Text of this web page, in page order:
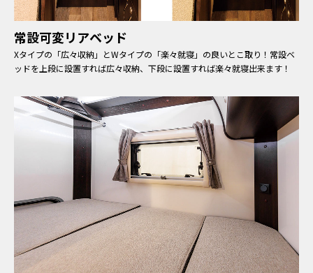
常設可変リアベッド
Xタイプの「広々収納」とWタイプの「楽々就寝」の良いとこ取り！常設ベ
ッドを上段に設置すれば広々収納、下段に設置すれば楽々就寝出来ます！